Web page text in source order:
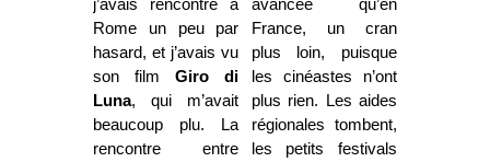
j’avais rencontré à
Rome un peu par
hasard, et j’avais vu
son filmGiro di
Luna, qui m’avait
beaucoup plu. La
rencontre entre
avancée qu’en
France, un cran
plus loin, puisque
les cinéastes n’ont
plus rien. Les aides
régionales tombent,
les petits festivals